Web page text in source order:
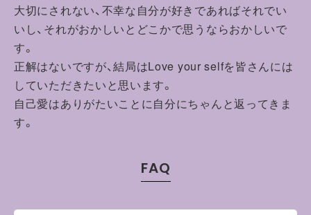
大切にされない、不幸な自分が好きであればそれでい
いし、それがおかしいとどこかで思うならおかしいで
す。
正解はないですが、結局はLove your selfを皆さんには
していただきたいと思います。
自己愛はありがたいことに自分にちゃんと返ってきま
す。
FAQ